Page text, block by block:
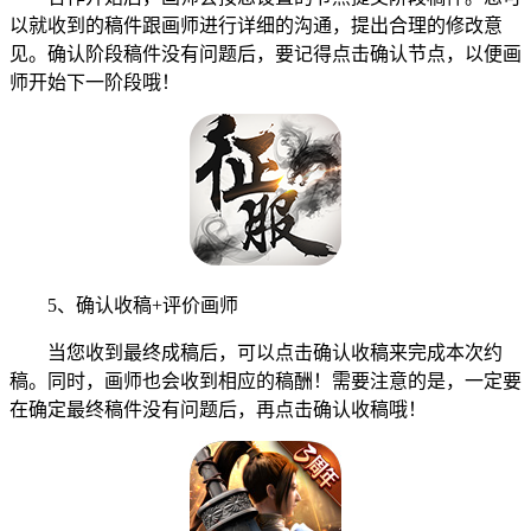
以就收到的稿件跟画师进行详细的沟通，提出合理的修改意
见。确认阶段稿件没有问题后，要记得点击确认节点，以便画
师开始下一阶段哦！
5、确认收稿+评价画师
当您收到最终成稿后，可以点击确认收稿来完成本次约
稿。同时，画师也会收到相应的稿酬！需要注意的是，一定要
在确定最终稿件没有问题后，再点击确认收稿哦！